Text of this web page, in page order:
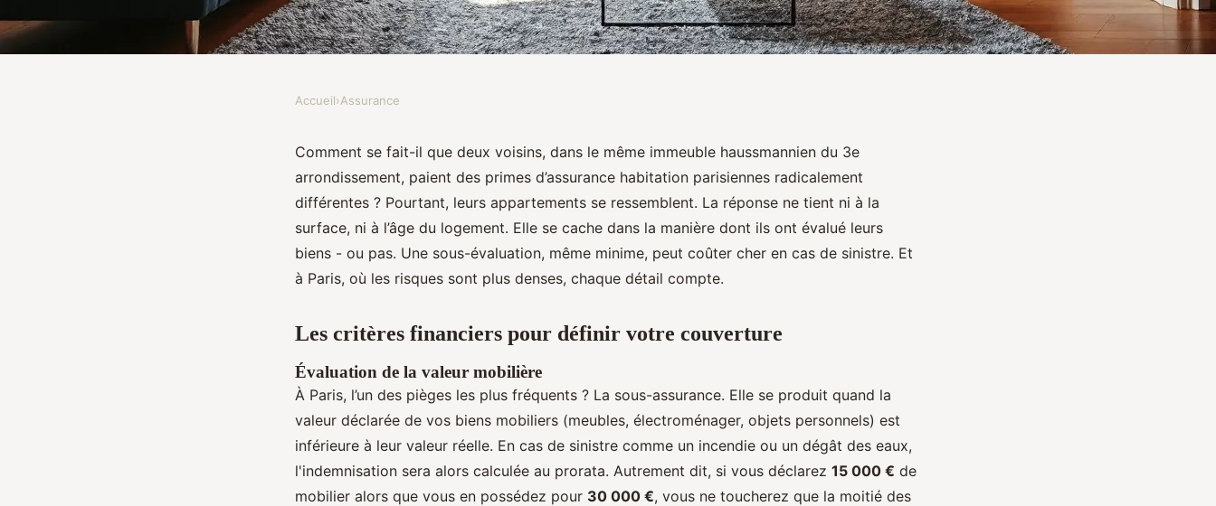
TOP 5 conseils pour sélectionner votre
assurance habitation à Paris
Accueil›Assurance
Comment se fait-il que deux voisins, dans le même immeuble haussmannien du 3e
arrondissement, paient des primes d’assurance habitation parisiennes radicalement
différentes ? Pourtant, leurs appartements se ressemblent. La réponse ne tient ni à la
surface, ni à l’âge du logement. Elle se cache dans la manière dont ils ont évalué leurs
biens - ou pas. Une sous-évaluation, même minime, peut coûter cher en cas de sinistre. Et
à Paris, où les risques sont plus denses, chaque détail compte.
Les critères financiers pour définir votre couverture
Évaluation de la valeur mobilière
À Paris, l’un des pièges les plus fréquents ? La sous-assurance. Elle se produit quand la
valeur déclarée de vos biens mobiliers (meubles, électroménager, objets personnels) est
inférieure à leur valeur réelle. En cas de sinistre comme un incendie ou un dégât des eaux,
l'indemnisation sera alors calculée au prorata. Autrement dit, si vous déclarez 15 000 € de
mobilier alors que vous en possédez pour 30 000 €, vous ne toucherez que la moitié des